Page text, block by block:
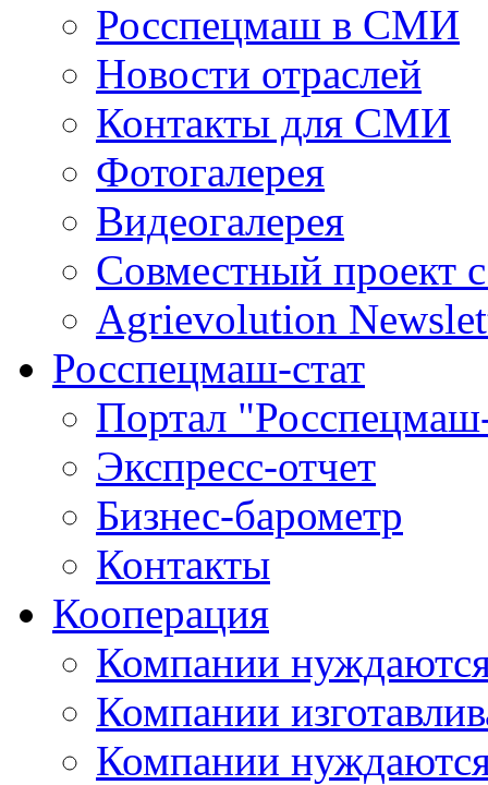
Росспецмаш в СМИ
Новости отраслей
Контакты для СМИ
Фотогалерея
Видеогалерея
Совместный проект
Agrievolution
Росспецмаш-стат
Портал
Экспресс-отчет
Бизнес-барометр
Контакты
Кооперация
Компании
Компании
Компании